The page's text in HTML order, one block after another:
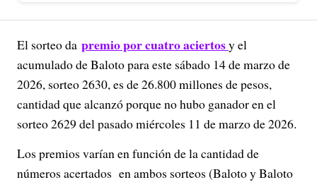
El sorteo da premio por cuatro aciertosy el
acumulado de Baloto para este sábado 14 de marzo de
2026, sorteo 2630, es de 26.800 millones de pesos,
cantidad que alcanzó porque no hubo ganador en el
sorteo 2629 del pasado miércoles 11 de marzo de 2026.
Los premios varían en función de la cantidad de
números acertados en ambos sorteos (Baloto y Baloto